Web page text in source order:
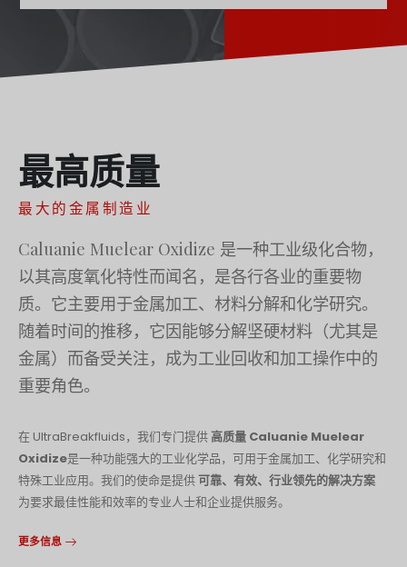
最高质量
最大的金属制造业
Caluanie Muelear Oxidize 是一种工业级化合物，
以其高度氧化特性而闻名，是各行各业的重要物
质。它主要用于金属加工、材料分解和化学研究。
随着时间的推移，它因能够分解坚硬材料（尤其是
金属）而备受关注，成为工业回收和加工操作中的
重要角色。
在 UltraBreakfluids，我们专门提供高质量 Caluanie Muelear
Oxidize是一种功能强大的工业化学品，可用于金属加工、化学研究和
特殊工业应用。我们的使命是提供可靠、有效、行业领先的解决方案
为要求最佳性能和效率的专业人士和企业提供服务。
更多信息
Slovenščina
Ελληνικά
Čeština
עִבְרִית
Română
Български
Dansk
Português
Nederlands (België)
Кыргызча
Bahasa Melayu